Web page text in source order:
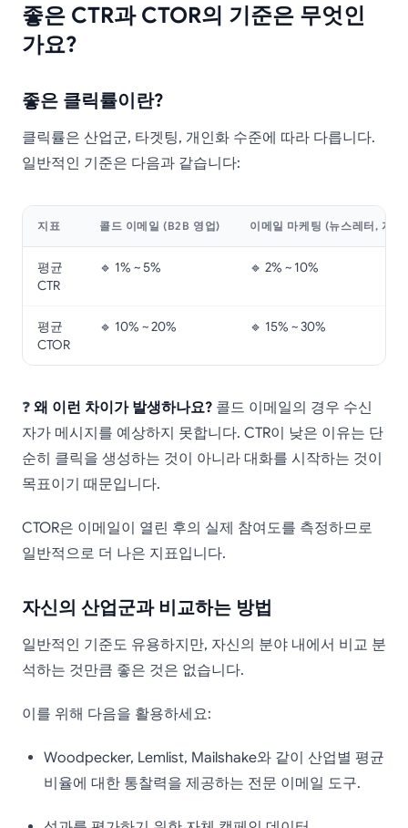
좋은 CTR과 CTOR의 기준은 무엇인
가요?
좋은 클릭률이란?
클릭률은 산업군, 타겟팅, 개인화 수준에 따라 다릅니다.
일반적인 기준은 다음과 같습니다:
지표 콜드 이메일 (B2B 영업) 이메일 마케팅 (뉴스레터, 자동
평균
CTR
🔹 1% ~ 5% 🔹 2% ~ 10%
평균
CTOR
🔹 10% ~ 20% 🔹 15% ~ 30%
❓ 왜 이런 차이가 발생하나요? 콜드 이메일의 경우 수신
자가 메시지를 예상하지 못합니다. CTR이 낮은 이유는 단
순히 클릭을 생성하는 것이 아니라 대화를 시작하는 것이
목표이기 때문입니다.
CTOR은 이메일이 열린 후의 실제 참여도를 측정하므로
일반적으로 더 나은 지표입니다.
자신의 산업군과 비교하는 방법
일반적인 기준도 유용하지만, 자신의 분야 내에서 비교 분
석하는 것만큼 좋은 것은 없습니다.
이를 위해 다음을 활용하세요:
Woodpecker, Lemlist, Mailshake와 같이 산업별 평균
비율에 대한 통찰력을 제공하는 전문 이메일 도구.